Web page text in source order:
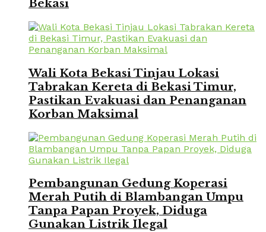
Bekasi
Wali Kota Bekasi Tinjau Lokasi
Tabrakan Kereta di Bekasi Timur,
Pastikan Evakuasi dan Penanganan
Korban Maksimal
Pembangunan Gedung Koperasi
Merah Putih di Blambangan Umpu
Tanpa Papan Proyek, Diduga
Gunakan Listrik Ilegal